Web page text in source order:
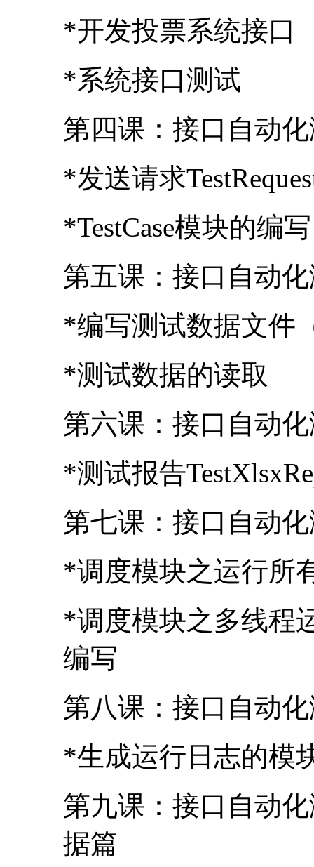
*发送请求
*TestCase模块的编写
第五课：接口自动
*编写测试数据文件
*测试数据的读取
第六课：接口自动
*测试报告
第七课：接口自动
*调度模块之运行所
*调度模块之多线程
编写
第八课：接口自动
*生成运行日志的模
第九课：接口自动
据篇
*运行前初始化测试
库）
第十课：接口自动